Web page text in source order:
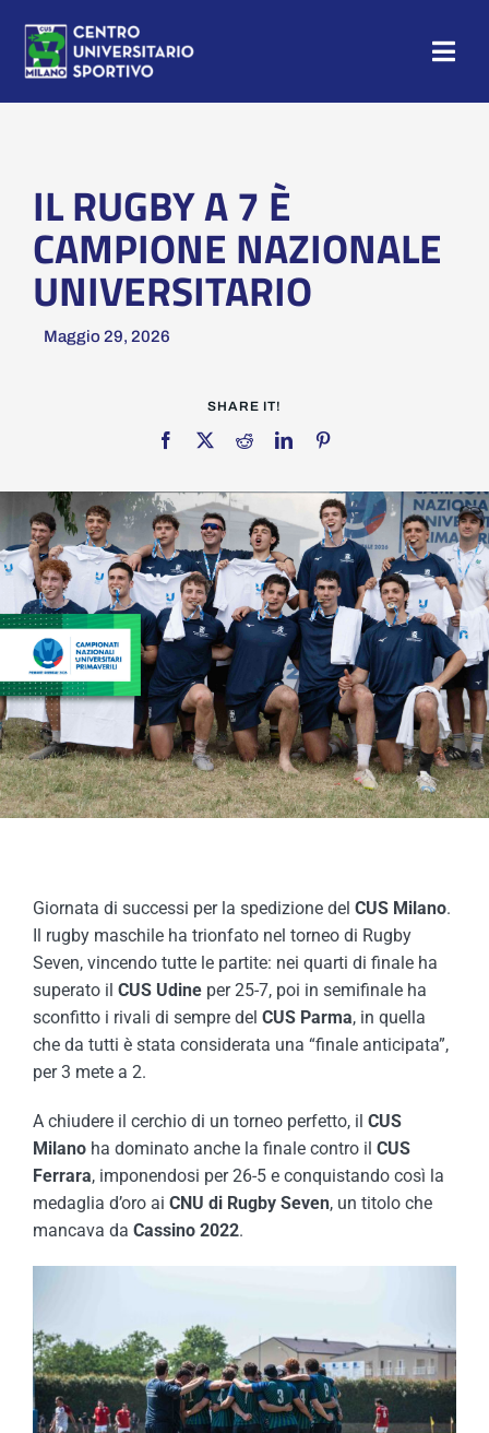
contenuto
HOME
CAMP
TESSERAMENTO
COMPETIZIONI
ATTIVITÀ
IL RUGBY A 7 È
CAMPIONE NAZIONALE
UNIVERSITARIO
Maggio 29, 2026
SHARE IT!
Giornata di successi per la spedizione del CUS Milano.
Il rugby maschile ha trionfato nel torneo di Rugby
Seven, vincendo tutte le partite: nei quarti di finale ha
superato il CUS Udine per 25-7, poi in semifinale ha
sconfitto i rivali di sempre del CUS Parma, in quella
che da tutti è stata considerata una “finale anticipata”,
per 3 mete a 2.
A chiudere il cerchio di un torneo perfetto, il CUS
Milano ha dominato anche la finale contro il CUS
Ferrara, imponendosi per 26-5 e conquistando così la
medaglia d’oro ai CNU di Rugby Seven, un titolo che
mancava da Cassino 2022.